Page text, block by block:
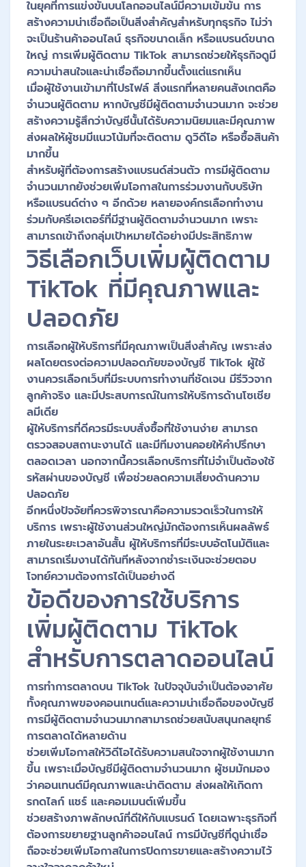
ในยุคที่การแข่งขันบนโลกออนไลน์มีความเข้มข้น การ
สร้างความน่าเชื่อถือเป็นสิ่งสำคัญสำหรับทุกธุรกิจ ไม่ว่า
จะเป็นร้านค้าออนไลน์ ธุรกิจขนาดเล็ก หรือแบรนด์ขนาด
ใหญ่ การเพิ่มผู้ติดตาม TikTok สามารถช่วยให้ธุรกิจดูมี
ความน่าสนใจและน่าเชื่อถือมากขึ้นตั้งแต่แรกเห็น
เมื่อผู้ใช้งานเข้ามาที่โปรไฟล์ สิ่งแรกที่หลายคนสังเกตคือ
จำนวนผู้ติดตาม หากบัญชีมีผู้ติดตามจำนวนมาก จะช่วย
สร้างความรู้สึกว่าบัญชีนั้นได้รับความนิยมและมีคุณภาพ
ส่งผลให้ผู้ชมมีแนวโน้มที่จะติดตาม ดูวิดีโอ หรือซื้อสินค้า
มากขึ้น
สำหรับผู้ที่ต้องการสร้างแบรนด์ส่วนตัว การมีผู้ติดตาม
จำนวนมากยังช่วยเพิ่มโอกาสในการร่วมงานกับบริษัท
หรือแบรนด์ต่าง ๆ อีกด้วย หลายองค์กรเลือกทำงาน
ร่วมกับครีเอเตอร์ที่มีฐานผู้ติดตามจำนวนมาก เพราะ
สามารถเข้าถึงกลุ่มเป้าหมายได้อย่างมีประสิทธิภาพ
วิธีเลือกเว็บเพิ่มผู้ติดตาม
TikTok ที่มีคุณภาพและ
ปลอดภัย
การเลือกผู้ให้บริการที่มีคุณภาพเป็นสิ่งสำคัญ เพราะส่ง
ผลโดยตรงต่อความปลอดภัยของบัญชี TikTok ผู้ใช้
งานควรเลือกเว็บที่มีระบบการทำงานที่ชัดเจน มีรีวิวจาก
ลูกค้าจริง และมีประสบการณ์ในการให้บริการด้านโซเชีย
ลมีเดีย
ผู้ให้บริการที่ดีควรมีระบบสั่งซื้อที่ใช้งานง่าย สามารถ
ตรวจสอบสถานะงานได้ และมีทีมงานคอยให้คำปรึกษา
ตลอดเวลา นอกจากนี้ควรเลือกบริการที่ไม่จำเป็นต้องใช้
รหัสผ่านของบัญชี เพื่อช่วยลดความเสี่ยงด้านความ
ปลอดภัย
อีกหนึ่งปัจจัยที่ควรพิจารณาคือความรวดเร็วในการให้
บริการ เพราะผู้ใช้งานส่วนใหญ่มักต้องการเห็นผลลัพธ์
ภายในระยะเวลาอันสั้น ผู้ให้บริการที่มีระบบอัตโนมัติและ
สามารถเริ่มงานได้ทันทีหลังจากชำระเงินจะช่วยตอบ
โจทย์ความต้องการได้เป็นอย่างดี
ข้อดีของการใช้บริการ
เพิ่มผู้ติดตาม TikTok
สำหรับการตลาดออนไลน์
การทำการตลาดบน TikTok ในปัจจุบันจำเป็นต้องอาศัย
ทั้งคุณภาพของคอนเทนต์และความน่าเชื่อถือของบัญชี
การมีผู้ติดตามจำนวนมากสามารถช่วยสนับสนุนกลยุทธ์
การตลาดได้หลายด้าน
ช่วยเพิ่มโอกาสให้วิดีโอได้รับความสนใจจากผู้ใช้งานมาก
ขึ้น เพราะเมื่อบัญชีมีผู้ติดตามจำนวนมาก ผู้ชมมักมอง
ว่าคอนเทนต์มีคุณภาพและน่าติดตาม ส่งผลให้เกิดกา
รกดไลก์ แชร์ และคอมเมนต์เพิ่มขึ้น
ช่วยสร้างภาพลักษณ์ที่ดีให้กับแบรนด์ โดยเฉพาะธุรกิจที่
ต้องการขยายฐานลูกค้าออนไลน์ การมีบัญชีที่ดูน่าเชื่อ
ถือจะช่วยเพิ่มโอกาสในการปิดการขายและสร้างความไว้